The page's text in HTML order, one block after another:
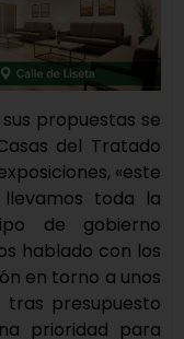
propuestas se
del Tratado
«este
toda la
de gobierno
hablado con los
en torno a unos
tras presupuesto
prioridad para